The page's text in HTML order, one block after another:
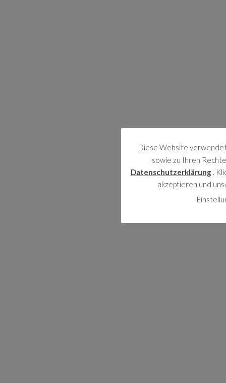
Diese Website
sowie zu Ihren
Datenschutzerklärung.
akzeptieren und